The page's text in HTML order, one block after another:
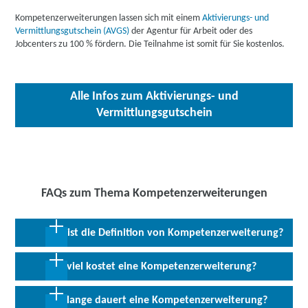
Kompetenzerweiterungen lassen sich mit einemAktivierungs- und
Vermittlungsgutschein (AVGS) der Agentur für Arbeit oder des
Jobcenters zu 100 % fördern. Die Teilnahme ist somit für Sie kostenlos.
Alle Infos zum Aktivierungs- und
Vermittlungsgutschein
FAQs zum Thema Kompetenzerweiterungen
Was ist die Definition von Kompetenzerweiterung?
Kompetenzerweiterung, auch AVGS-Weiterbildung
genannt, ist einekompakte Qualifizierung,die gezielt
bestimmte Fähigkeiten aufbauen, vergrößern oder auffrischen
Wie viel kostet eine Kompetenzerweiterung?
Eine Kompetenzerweiterung ist für Sie kostenlos, wenn Sie einen
Wie lange dauert eine Kompetenzerweiterung?